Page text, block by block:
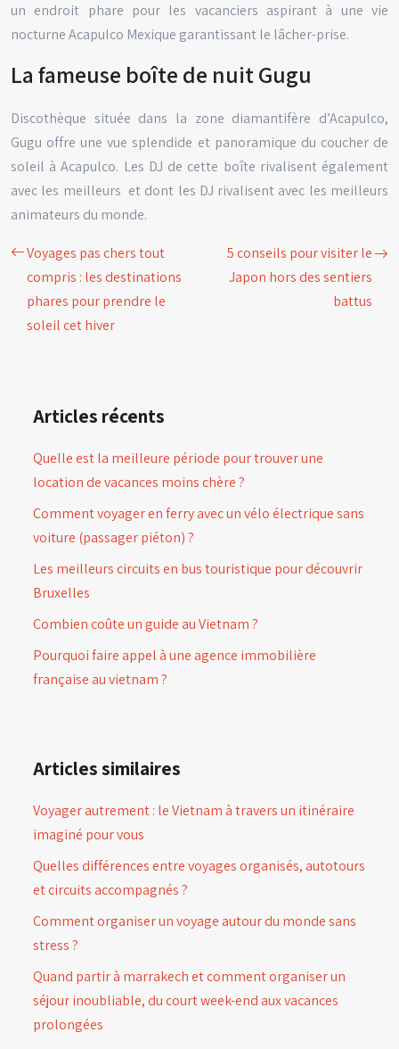
un endroit phare pour les vacanciers aspirant à une vie
nocturne Acapulco Mexique garantissant le lâcher-prise.
La fameuse boîte de nuit Gugu
Discothèque située dans la zone diamantifère d’Acapulco,
Gugu offre une vue splendide et panoramique du coucher de
soleil à Acapulco. Les DJ de cette boîte rivalisent également
avec les meilleurs et dont les DJ rivalisent avec les meilleurs
animateurs du monde.
Voyages pas chers tout
compris : les destinations
phares pour prendre le
soleil cet hiver
5 conseils pour visiter le
Japon hors des sentiers
battus
Articles récents
Quelle est la meilleure période pour trouver une
location de vacances moins chère ?
Comment voyager en ferry avec un vélo électrique sans
voiture (passager piéton) ?
Les meilleurs circuits en bus touristique pour découvrir
Bruxelles
Combien coûte un guide au Vietnam ?
Pourquoi faire appel à une agence immobilière
française au vietnam ?
Articles similaires
Voyager autrement : le Vietnam à travers un itinéraire
imaginé pour vous
Quelles différences entre voyages organisés, autotours
et circuits accompagnés ?
Comment organiser un voyage autour du monde sans
stress ?
Quand partir à marrakech et comment organiser un
séjour inoubliable, du court week-end aux vacances
prolongées